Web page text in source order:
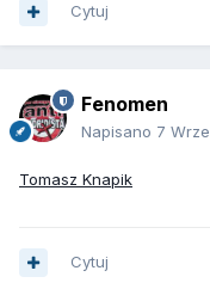
Cytuj
Fenomen
Napisano 7
Tomasz Knapik
Cytuj